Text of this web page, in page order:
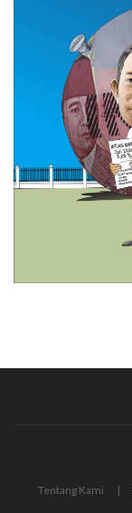
Tentang Kami